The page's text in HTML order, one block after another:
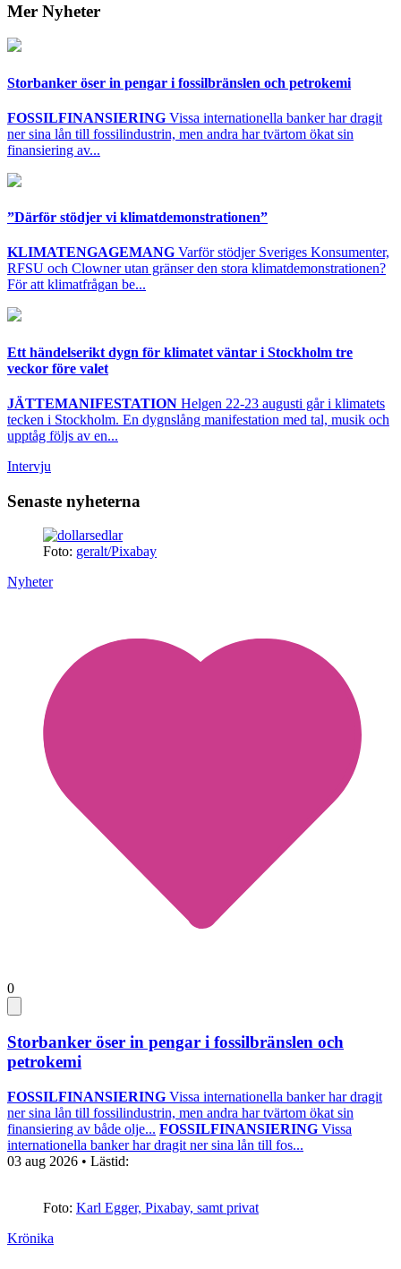
Mer Nyheter
Storbanker öser in pengar i fossilbränslen och petrokemi
FOSSILFINANSIERING Vissa internationella banker har dragit
ner sina lån till fossilindustrin, men andra har tvärtom ökat sin
finansiering av...
”Därför stödjer vi klimatdemonstrationen”
KLIMATENGAGEMANG Varför stödjer Sveriges Konsumenter,
RFSU och Clowner utan gränser den stora klimatdemonstrationen?
För att klimatfrågan be...
Ett händelserikt dygn för klimatet väntar i Stockholm tre
veckor före valet
JÄTTEMANIFESTATION Helgen 22-23 augusti går i klimatets
tecken i Stockholm. En dygnslång manifestation med tal, musik och
upptåg följs av en...
Intervju
Senaste nyheterna
Foto: geralt/Pixabay
Nyheter
0
Storbanker öser in pengar i fossilbränslen och
petrokemi
FOSSILFINANSIERING Vissa internationella banker har dragit
ner sina lån till fossilindustrin, men andra har tvärtom ökat sin
finansiering av både olje... FOSSILFINANSIERING Vissa
internationella banker har dragit ner sina lån till fos...
03 aug 2026 • Lästid:
Foto: Karl Egger, Pixabay, samt privat
Krönika